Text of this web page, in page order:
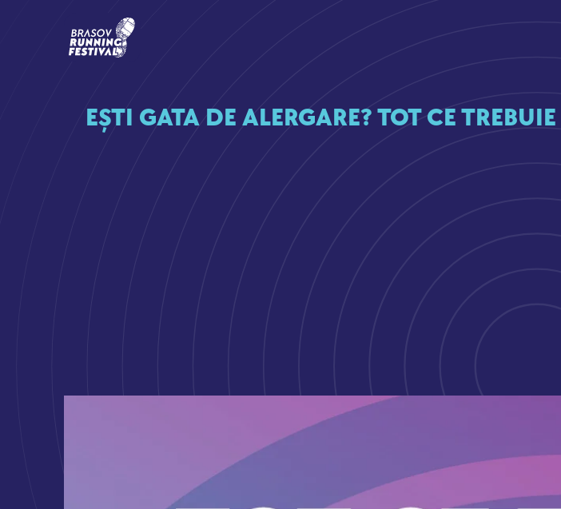
EȘTI GATA DE ALERGARE? TOT CE